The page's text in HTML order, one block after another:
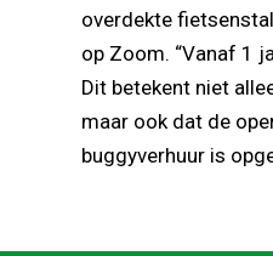
overdekte
op Zoom. “Vanaf 1
Dit betekent niet
maar ook dat de
buggyverhuur is